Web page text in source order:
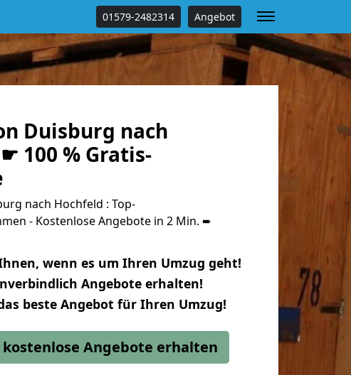
01579-2482314 Angebot
Duisburg nach
100 % Gratis-
nach Hochfeld : Top-
- Kostenlose Angebote in 2 Min. ➨
wenn es um Ihren Umzug geht!
Angebote erhalten!
beste Angebot für Ihren Umzug!
Angebote erhalten